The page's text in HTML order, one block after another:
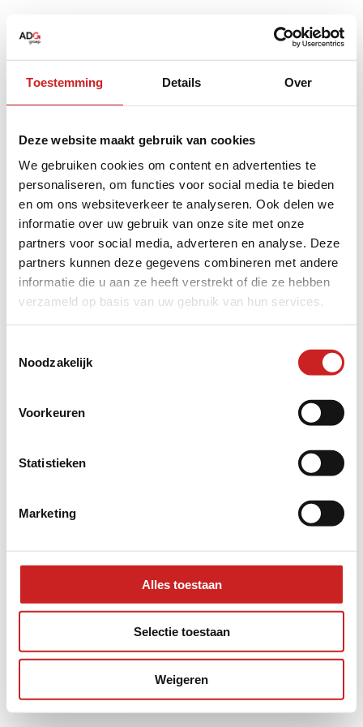
Toestemming Details Over
Deze website maakt gebruik van cookies
We gebruiken cookies om content en advertenties te
personaliseren, om functies voor social media te bieden
en om ons websiteverkeer te analyseren. Ook delen we
informatie over uw gebruik van onze site met onze
partners voor social media, adverteren en analyse. Deze
partners kunnen deze gegevens combineren met andere
informatie die u aan ze heeft verstrekt of die ze hebben
verzameld op basis van uw gebruik van hun services.
Noodzakelijk
Voorkeuren
Statistieken
Marketing
Alles toestaan
Selectie toestaan
Weigeren
loadingwww.adggroep.nl
for more